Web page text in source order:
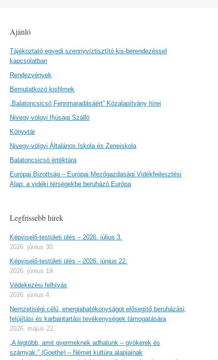
Ajánló
Tájékoztató egyedi szennyvíztisztító kis-berendezéssel
kapcsolatban
Rendezvények
Bemutatkozó kisfilmek
„Balatoncsicsó Fennmaradásáért” Közalapítvány hírei
Nivegy-völgyi Ifjúsági Szálló
Könyvtár
Nivegy-völgyi Általános Iskola és Zeneiskola
Balatoncsicsó értéktára
Európai Bizottság – Európai Mezőgazdasági Vidékfejlesztési
Alap: a vidéki térségekbe beruházó Európa
Legfrissebb hírek
Képviselő-testületi ülés – 2026. július 3.
2026. június 30.
Képviselő-testületi ülés – 2026. június 22.
2026. június 19.
Védekezési felhívás
2026. június 4.
Nemzetiségi célú, energiahatékonyságot elősegítő beruházási,
felújítási és karbantartási tevékenységek támogatására
2026. május 22.
„A legtöbb, amit gyermeknek adhatunk – gyökerek és
szárnyak.” (Goethe) – Német kultúra alapjainak